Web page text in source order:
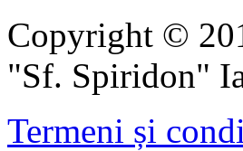
Copyright ©
"Sf. Spiridon"
Termeni și